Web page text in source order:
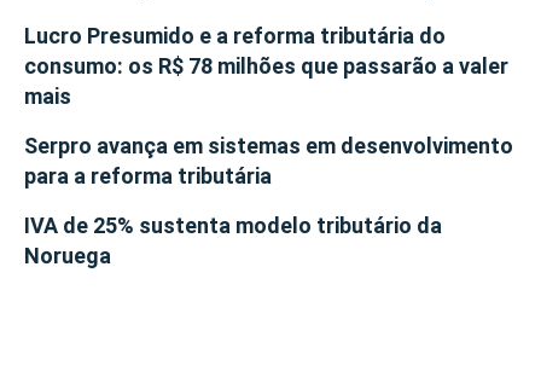
Lucro Presumido e a reforma tributária do
consumo: os R$ 78 milhões que passarão a valer
mais
Serpro avança em sistemas em desenvolvimento
para a reforma tributária
IVA de 25% sustenta modelo tributário da
Noruega